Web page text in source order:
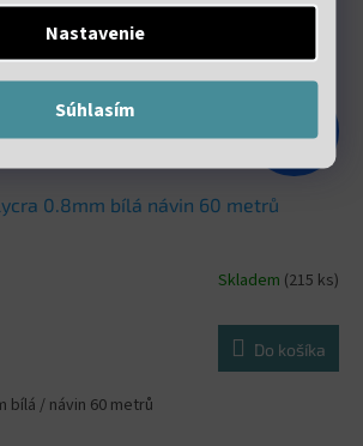
Nastavenie
Súhlasím
–47 %
0.8mm bílá návin 60 metrů
Skladem (215 ks)
Do košíka
bílá / návin 60 metrů